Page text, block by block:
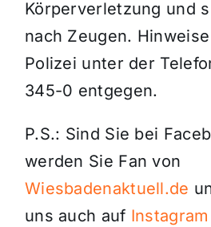
Körperverletzung und
nach Zeugen.
Polizei unter der
345-0 entgegen.
P.S.: Sind Sie bei
werden Sie Fan von
Wiesbadenaktuell.de
uns auch auf Instagram